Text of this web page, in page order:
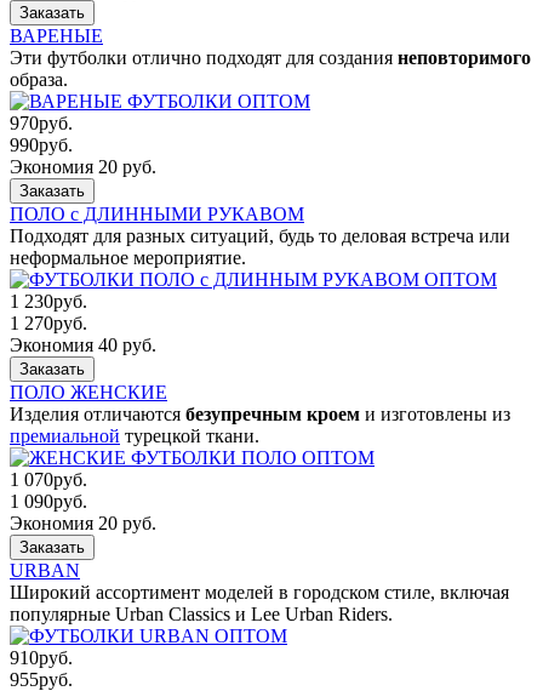
Заказать
ВАРЕНЫЕ
Эти футболки отлично подходят для создания неповторимого
образа.
970руб.
990руб.
Экономия 20 руб.
Заказать
ПОЛО с ДЛИННЫМИ РУКАВОМ
Подходят для разных ситуаций, будь то деловая встреча или
неформальное мероприятие.
1 230руб.
1 270руб.
Экономия 40 руб.
Заказать
ПОЛО ЖЕНСКИЕ
Изделия отличаются безупречным кроем и изготовлены из
премиальной турецкой ткани.
1 070руб.
1 090руб.
Экономия 20 руб.
Заказать
URBAN
Широкий ассортимент моделей в городском стиле, включая
популярные Urban Classics и Lee Urban Riders.
910руб.
955руб.